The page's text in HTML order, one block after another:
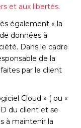
et aux libertés.
également « la
données à
Dans le cadre
de la
par le client
Cloud » ( ou «
du client et se
à maintenir la